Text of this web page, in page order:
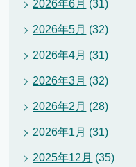
2026年6月 (31)
2026年5月 (32)
2026年4月 (31)
2026年3月 (32)
2026年2月 (28)
2026年1月 (31)
2025年12月 (35)